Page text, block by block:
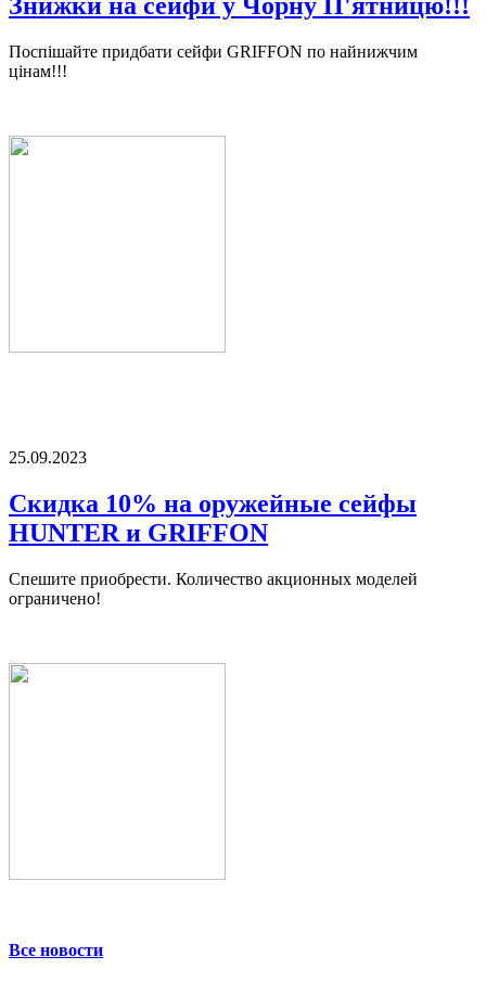
Знижки на сейфи у Чорну П'ятницю!!!
Поспішайте придбати сейфи GRIFFON по найнижчим
цінам!!!
25.09.2023
Скидка 10% на оружейные сейфы
HUNTER и GRIFFON
Спешите приобрести. Количество акционных моделей
ограничено!
Все новости